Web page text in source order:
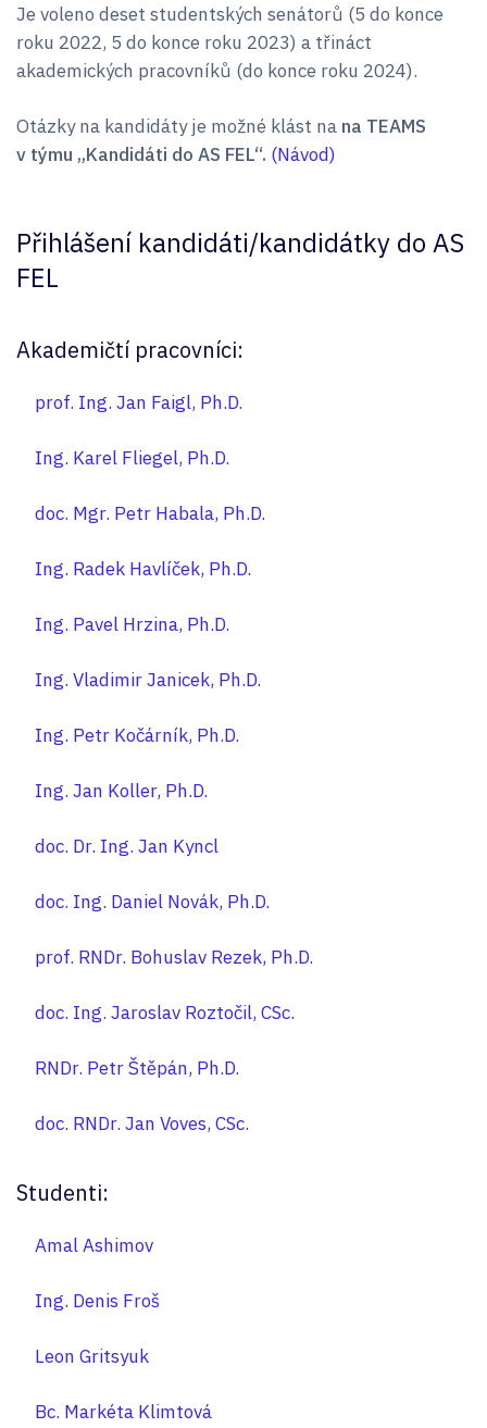
Je voleno deset studentských senátorů (5 do konce
roku 2022, 5 do konce roku 2023) a třináct
akademických pracovníků (do konce roku 2024).
Otázky na kandidáty je možné klást na na TEAMS
v týmu „Kandidáti do AS FEL“. (Návod)
Přihlášení kandidáti/kandidátky do AS
FEL
Akademičtí pracovníci:
prof. Ing. Jan Faigl, Ph.D.
Ing. Karel Fliegel, Ph.D.
doc. Mgr. Petr Habala, Ph.D.
Ing. Radek Havlíček, Ph.D.
Ing. Pavel Hrzina, Ph.D.
Ing. Vladimir Janicek, Ph.D.
Ing. Petr Kočárník, Ph.D.
Ing. Jan Koller, Ph.D.
doc. Dr. Ing. Jan Kyncl
doc. Ing. Daniel Novák, Ph.D.
prof. RNDr. Bohuslav Rezek, Ph.D.
doc. Ing. Jaroslav Roztočil, CSc.
RNDr. Petr Štěpán, Ph.D.
doc. RNDr. Jan Voves, CSc.
Studenti:
Amal Ashimov
Ing. Denis Froš
Leon Gritsyuk
Bc. Markéta Klimtová